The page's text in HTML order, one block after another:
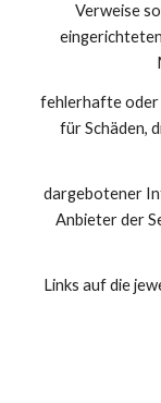
Verweise
fehlerhafte oder
für Schäden,
dargebotener
Anbieter der
Links auf die